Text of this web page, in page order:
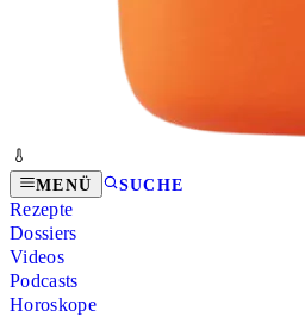
MENÜ SUCHE
Rezepte
Dossiers
Videos
Podcasts
Horoskope